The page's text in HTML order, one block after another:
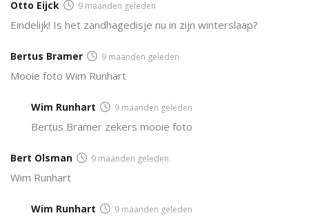
Otto Eijck 9 maanden geleden
Eindelijk! Is het zandhagedisje nu in zijn winterslaap?
Bertus Bramer 9 maanden geleden
Mooie foto Wim Runhart
Wim Runhart 9 maanden geleden
Bertus Bramer zekers mooie foto
Bert Olsman 9 maanden geleden
Wim Runhart
Wim Runhart 9 maanden geleden